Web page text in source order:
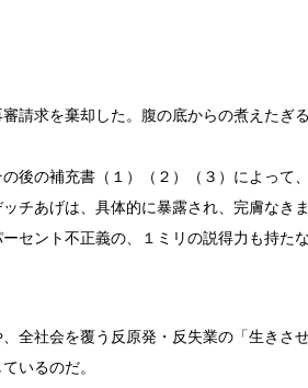
請求を棄却した。腹の底からの煮えたぎ
後の補充書（１）（２）（３）によって
チあげは、具体的に暴露され、完膚なき
セント不正義の、１ミリの説得力も持たな
全社会を覆う反原発・反失業の「生きさ
いるのだ。